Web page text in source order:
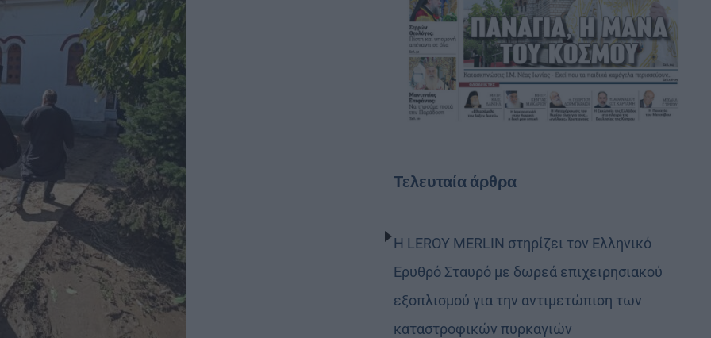
Τελευταία άρθρα
Η LEROY MERLIN στηρίζει τον Ελληνικό
Ερυθρό Σταυρό με δωρεά επιχειρησιακού
εξοπλισμού για την αντιμετώπιση των
καταστροφικών πυρκαγιών